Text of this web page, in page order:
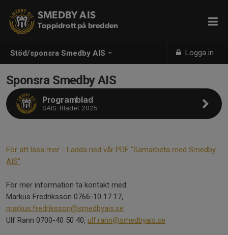
Stöd/sponsra Smedby AIS Logga in
SMEDBY AIS
Toppidrott på bredden
Sponsra Smedby AIS
Programblad
SAIS-Bladet 2025
För att läsa mer - Ladda ned vår PDF "Samarbeta med Smedby
AIS"
För mer information ta kontakt med:
Markus Fredriksson 0766-10 17 17,
markus.fredriksson@smedbyais.se
Ulf Rann 0700-40 50 40, ulf.rann@smedbyais.se